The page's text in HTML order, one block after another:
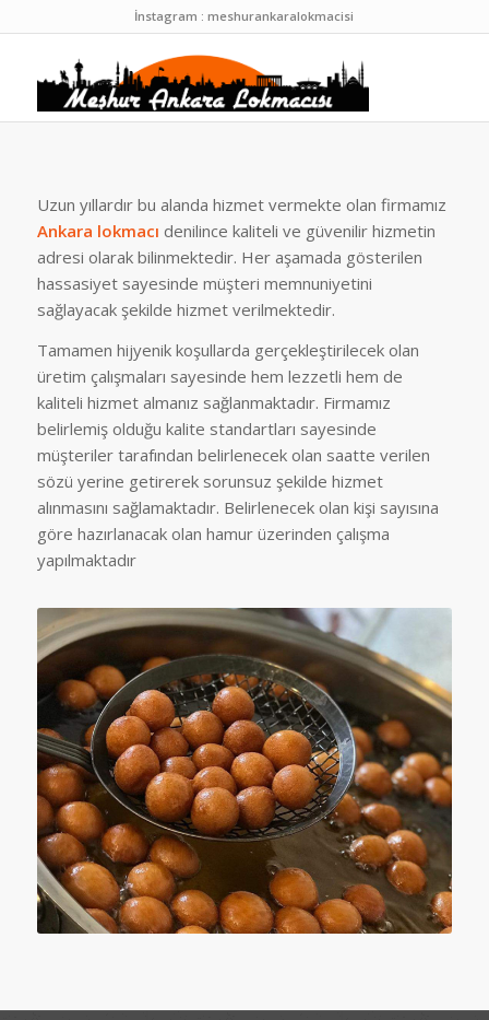
İnstagram : meshurankaralokmacisi
Uzun yıllardır bu alanda hizmet vermekte olan firmamız
Ankara lokmacı denilince kaliteli ve güvenilir hizmetin
adresi olarak bilinmektedir. Her aşamada gösterilen
hassasiyet sayesinde müşteri memnuniyetini
sağlayacak şekilde hizmet verilmektedir.
Tamamen hijyenik koşullarda gerçekleştirilecek olan
üretim çalışmaları sayesinde hem lezzetli hem de
kaliteli hizmet almanız sağlanmaktadır. Firmamız
belirlemiş olduğu kalite standartları sayesinde
müşteriler tarafından belirlenecek olan saatte verilen
sözü yerine getirerek sorunsuz şekilde hizmet
alınmasını sağlamaktadır. Belirlenecek olan kişi sayısına
göre hazırlanacak olan hamur üzerinden çalışma
yapılmaktadır